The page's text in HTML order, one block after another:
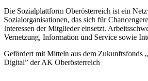
Die Sozialplattform Oberösterreich ist ein
Sozialorganisationen, das sich für
Interessen der Mitglieder einsetzt.
Vernetzung, Information und Service sowie
Gefördert mit Mitteln aus dem Zukunftsfonds
Digital” der AK Oberösterreich